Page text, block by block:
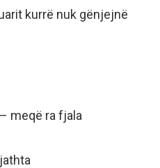
kurrë nuk gënjejnë
meqë ra fjala